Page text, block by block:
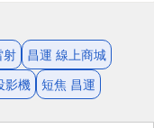
射
昌運 線上商城
影機
短焦 昌運